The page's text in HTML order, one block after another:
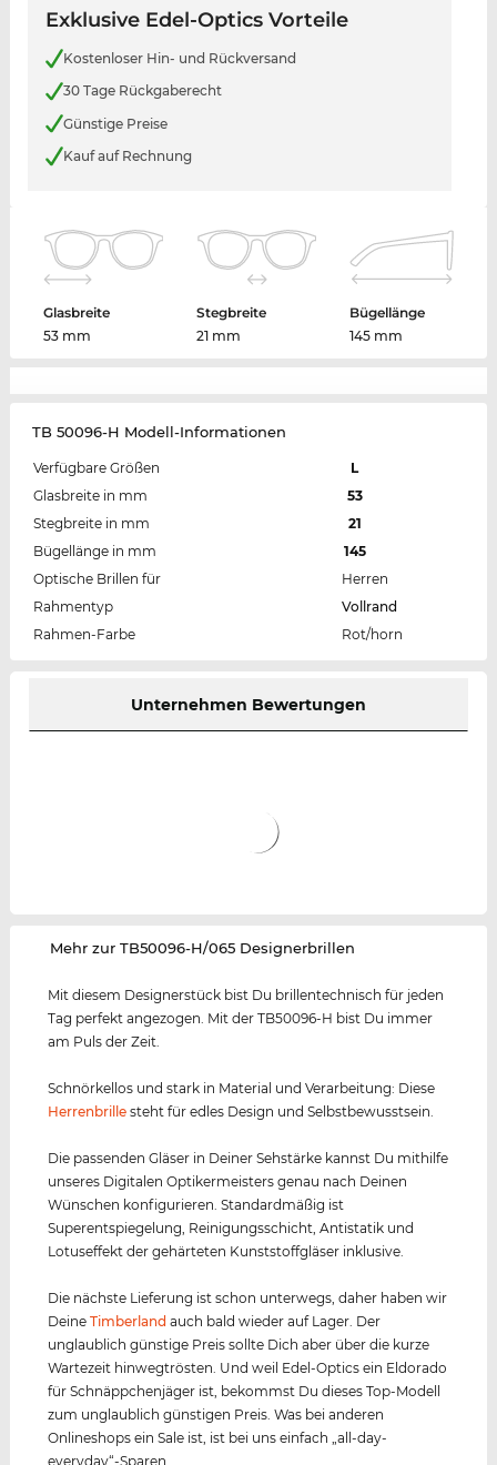
Exklusive Edel-Optics Vorteile
Kostenloser Hin- und Rückversand
30 Tage Rückgaberecht
Günstige Preise
Kauf auf Rechnung
Glasbreite
53 mm
Stegbreite
21 mm
Bügellänge
145 mm
TB 50096-H Modell-Informationen
Verfügbare Größen
L
Glasbreite in mm
53
Stegbreite in mm
21
Bügellänge in mm
145
Optische Brillen für
Herren
Rahmentyp
Vollrand
Rahmen-Farbe
Rot/horn
Unternehmen Bewertungen
‌Mehr zur TB50096-H/065 Designerbrillen
Mit diesem Designerstück bist Du brillentechnisch für jeden
Tag perfekt angezogen. Mit der TB50096-H bist Du immer
am Puls der Zeit.
Schnörkellos und stark in Material und Verarbeitung: Diese
Herrenbrille steht für edles Design und Selbstbewusstsein.
Die passenden Gläser in Deiner Sehstärke kannst Du mithilfe
unseres Digitalen Optikermeisters genau nach Deinen
Wünschen konfigurieren. Standardmäßig ist
Superentspiegelung, Reinigungsschicht, Antistatik und
Lotuseffekt der gehärteten Kunststoffgläser inklusive.
Die nächste Lieferung ist schon unterwegs, daher haben wir
DeineTimberland auch bald wieder auf Lager. Der
unglaublich günstige Preis sollte Dich aber über die kurze
Wartezeit hinwegtrösten. Und weil Edel-Optics ein Eldorado
für Schnäppchenjäger ist, bekommst Du dieses Top-Modell
zum unglaublich günstigen Preis. Was bei anderen
Onlineshops ein Sale ist, ist bei uns einfach „all-day-
everyday“-Sparen.